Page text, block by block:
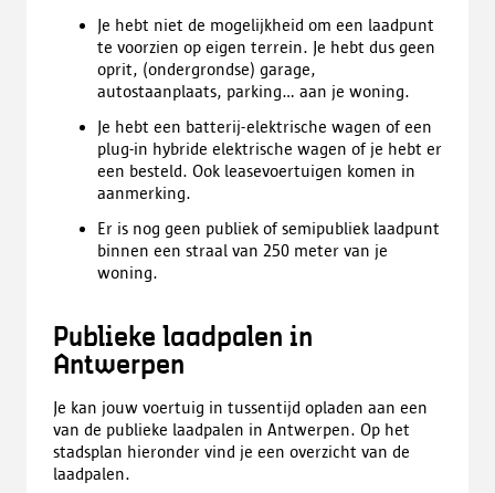
Je hebt niet de mogelijkheid om een laadpunt
te voorzien op eigen terrein. Je hebt dus geen
oprit, (ondergrondse) garage,
autostaanplaats, parking... aan je woning.
Je hebt een batterij-elektrische wagen of een
plug-in hybride elektrische wagen of je hebt er
een besteld. Ook leasevoertuigen komen in
aanmerking.
Er is nog geen publiek of semipubliek laadpunt
binnen een straal van 250 meter van je
woning.
Publieke laadpalen in
Antwerpen
Je kan jouw voertuig in tussentijd opladen aan een
van de publieke laadpalen in Antwerpen. Op het
stadsplan hieronder vind je een overzicht van de
laadpalen.